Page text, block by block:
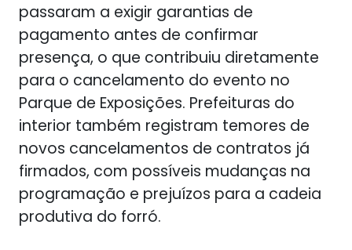
passaram a exigir garantias de
pagamento antes de confirmar
presença, o que contribuiu diretamente
para o cancelamento do evento no
Parque de Exposições. Prefeituras do
interior também registram temores de
novos cancelamentos de contratos já
firmados, com possíveis mudanças na
programação e prejuízos para a cadeia
produtiva do forró.